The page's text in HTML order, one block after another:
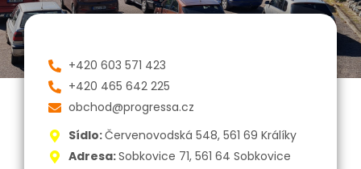
+420 603 571 423
+420 465 642 225
obchod@progressa.cz
Sídlo:Červenovodská 548, 561 69 Králíky
Adresa:Sobkovice 71, 561 64 Sobkovice